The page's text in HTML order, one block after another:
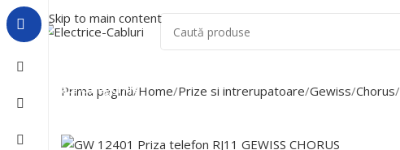
Skip to main content
Toate Categoriile
Prima pagină Home Prize si intrerupatoare Gewiss Chorus